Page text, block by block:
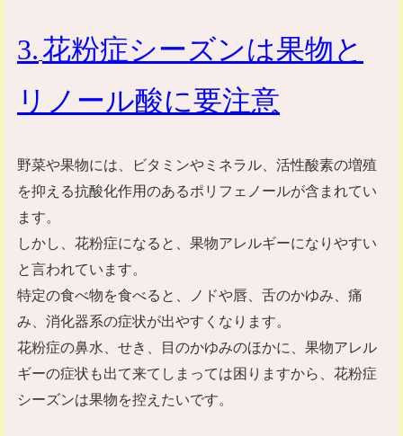
3.花粉症シーズンは果物と
リノール酸に要注意
野菜や果物には、ビタミンやミネラル、活性酸素の増殖
を抑える抗酸化作用のあるポリフェノールが含まれてい
ます。
しかし、花粉症になると、果物アレルギーになりやすい
と言われています。
特定の食べ物を食べると、ノドや唇、舌のかゆみ、痛
み、消化器系の症状が出やすくなります。
花粉症の鼻水、せき、目のかゆみのほかに、果物アレル
ギーの症状も出て来てしまっては困りますから、花粉症
シーズンは果物を控えたいです。